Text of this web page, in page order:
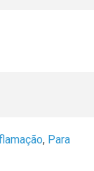
, Para